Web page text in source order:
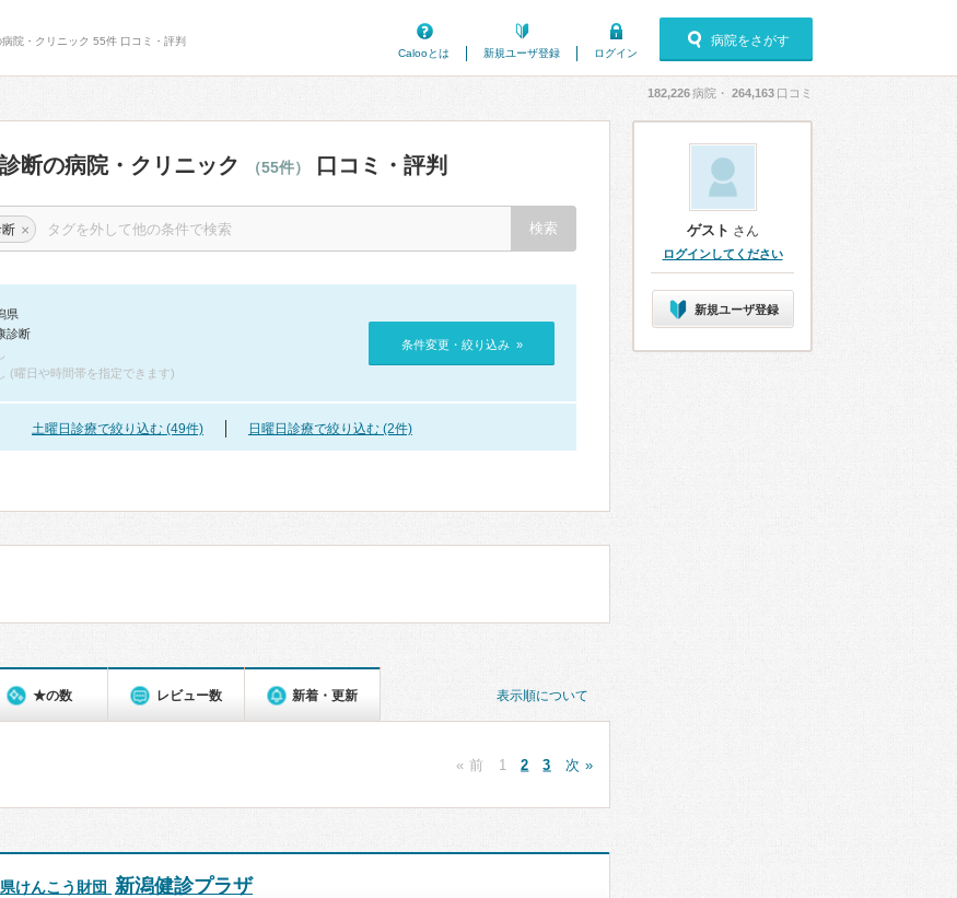
院・クリニック 55件 口コミ・評判
Calooとは
新規ユーザ登録 ログイン
病院をさがす
182,226病院・ 264,163 口コミ
断の病院・クリニック （55件） 口コミ・評判
×
県
診断
(曜日や時間帯を指定できます)
条件変更・絞り込み »
土曜日診療で絞り込む (49件) 日曜日診療で絞り込む (2件)
表示順について
★の数 レビュー数 新着・更新
« 前 1 2 3 次 »
けんこう財団 新潟健診プラザ
ゲスト さん
ログインしてください
新規ユーザ登録